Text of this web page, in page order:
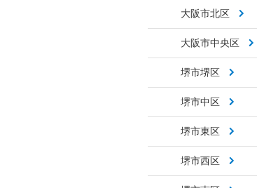
大阪市北区
大阪市中央区
堺市堺区
堺市中区
堺市東区
堺市西区